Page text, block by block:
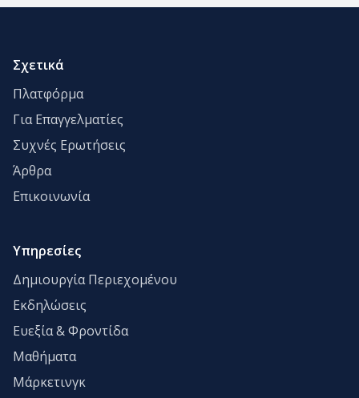
Σχετικά
Πλατφόρμα
Για Επαγγελματίες
Συχνές Ερωτήσεις
Άρθρα
Επικοινωνία
Υπηρεσίες
Δημιουργία Περιεχομένου
Εκδηλώσεις
Ευεξία & Φροντίδα
Μαθήματα
Μάρκετινγκ